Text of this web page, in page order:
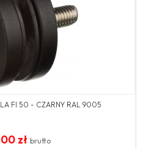
FI 50 - CZARNY RAL 9005
zł brutto